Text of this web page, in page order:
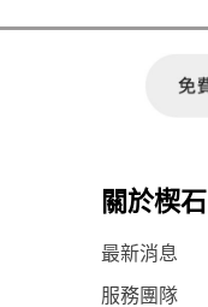
關於楔石
最新消息
服務團隊